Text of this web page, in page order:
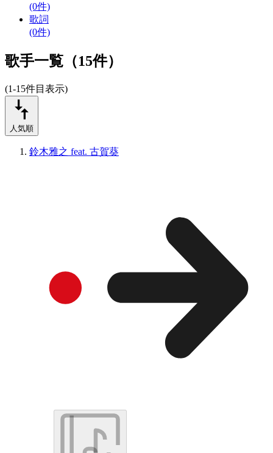
(0件)
歌詞
(0件)
歌手一覧（15件）
(1-15件目表示)
人気順
鈴木雅之 feat. 古賀葵